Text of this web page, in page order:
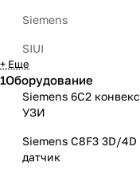
Siemens
SIUI
+ Еще
1Оборудование
Siemens 6C2
УЗИ
Siemens C8F3 3D/
датчик